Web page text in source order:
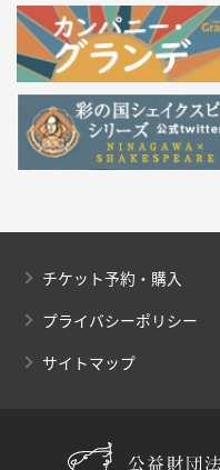
チケット予約・購入
プライバシーポリシー
サイトマップ